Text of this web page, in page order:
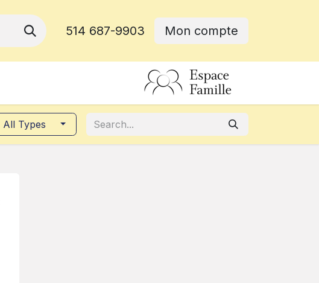
514 687-9903 Mon compte
All Types